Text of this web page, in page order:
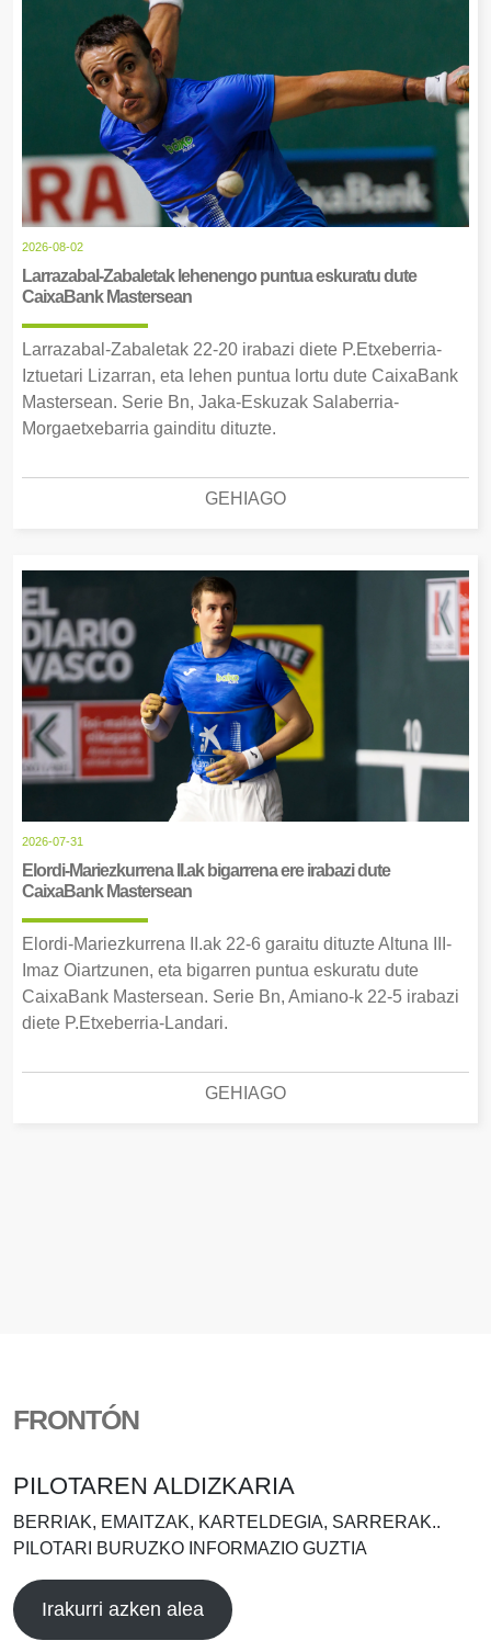
2026-08-02
Larrazabal-Zabaletak lehenengo puntua eskuratu dute
CaixaBank Mastersean
Larrazabal-Zabaletak 22-20 irabazi diete P.Etxeberria-
Iztuetari Lizarran, eta lehen puntua lortu dute CaixaBank
Mastersean. Serie Bn, Jaka-Eskuzak Salaberria-
Morgaetxebarria gainditu dituzte.
GEHIAGO
2026-07-31
Elordi-Mariezkurrena II.ak bigarrena ere irabazi dute
CaixaBank Mastersean
Elordi-Mariezkurrena II.ak 22-6 garaitu dituzte Altuna III-
Imaz Oiartzunen, eta bigarren puntua eskuratu dute
CaixaBank Mastersean. Serie Bn, Amiano-k 22-5 irabazi
diete P.Etxeberria-Landari.
GEHIAGO
FRONTÓN
PILOTAREN ALDIZKARIA
BERRIAK, EMAITZAK, KARTELDEGIA, SARRERAK..
PILOTARI BURUZKO INFORMAZIO GUZTIA
Irakurri azken alea